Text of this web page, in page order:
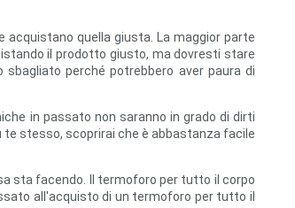
acquistano quella giusta. La maggior parte
il prodotto giusto, ma dovresti stare
perché potrebbero aver paura di
in passato non saranno in grado di dirti
te stesso, scoprirai che è abbastanza facile
sta facendo. Il termoforo per tutto il corpo
all'acquisto di un termoforo per tutto il